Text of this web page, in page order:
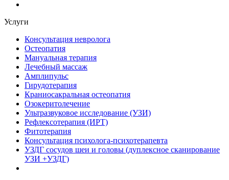
Услуги
Консультация невролога
Остеопатия
Мануальная терапия
Лечебный массаж
Амплипульс
Гирудотерапия
Краниосакральная остеопатия
Озокеритолечение
Ультразвуковое исследование (УЗИ)
Рефлексотерапия (ИРТ)
Фитотерапия
Консультация психолога-психотерапевта
УЗДГ сосудов шеи и головы (дуплексное сканирование
УЗИ +УЗДГ)